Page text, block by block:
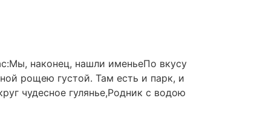
наконец, нашли именьеПо вкусу
рощею густой. Там есть и парк, и
чудесное гулянье,Родник с водою